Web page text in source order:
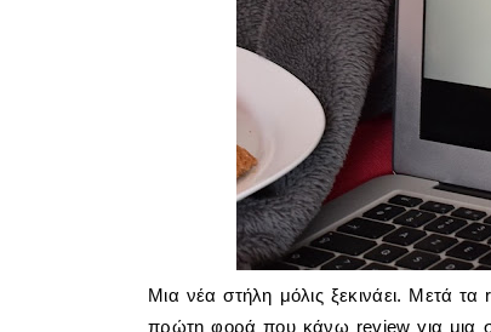
Μια νέα στήλη μόλις ξεκινάει. Μετά τα
πρώτη φορά που κάνω review για μια